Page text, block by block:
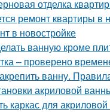
отделка
ремонт квартиры в
в новостройке
ванную кроме
– проверено
ванну.
акриловой
каркас для